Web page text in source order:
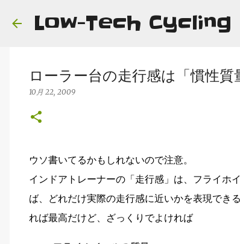
Low-Tech Cycling
ローラー台の走行感は「慣性
10月 22, 2009
ウソ書いてるかもしれないので注意。
インドアトレーナーの「走行感」は、フライ
ば、どれだけ実際の走行感に近いかを表現でき
れば最高だけど、ざっくりでよければ